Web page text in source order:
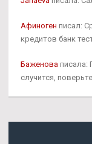
Афиноген писал:
кредитов банк
Баженова писала:
случится,